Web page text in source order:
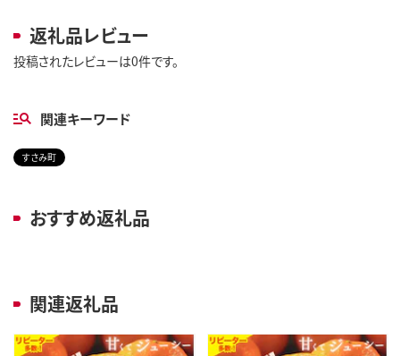
返礼品レビュー
投稿されたレビューは0件です。
関連キーワード
すさみ町
おすすめ返礼品
関連返礼品